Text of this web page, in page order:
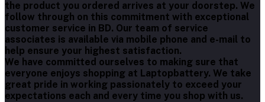
the product you ordered arrives at your doorstep. We
follow through on this commitment with exceptional
customer service in BD. Our team of service
associates is available via mobile phone and e-mail to
help ensure your highest satisfaction.
We have committed ourselves to making sure that
everyone enjoys shopping at Laptopbattery. We take
great pride in working passionately to exceed your
expectations each and every time you shop with us.